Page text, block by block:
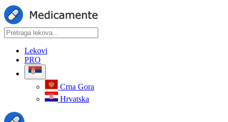
Lekovi
PRO
Crna Gora
Hrvatska